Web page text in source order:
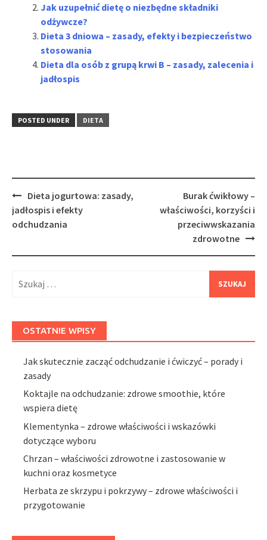
Jak uzupełnić dietę o niezbędne składniki
odżywcze?
Dieta 3 dniowa – zasady, efekty i bezpieczeństwo
stosowania
Dieta dla osób z grupą krwi B – zasady, zalecenia i
jadłospis
POSTED UNDER DIETA
Post
navigation
Dieta jogurtowa: zasady,
jadłospis i efekty
odchudzania
Burak ćwikłowy –
właściwości, korzyści i
przeciwwskazania
zdrowotne
OSTATNIE WPISY
Jak skutecznie zacząć odchudzanie i ćwiczyć – porady i
zasady
Koktajle na odchudzanie: zdrowe smoothie, które
wspiera dietę
Klementynka – zdrowe właściwości i wskazówki
dotyczące wyboru
Chrzan – właściwości zdrowotne i zastosowanie w
kuchni oraz kosmetyce
Herbata ze skrzypu i pokrzywy – zdrowe właściwości i
przygotowanie